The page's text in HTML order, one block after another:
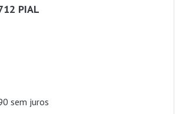
PIAL
sem juros